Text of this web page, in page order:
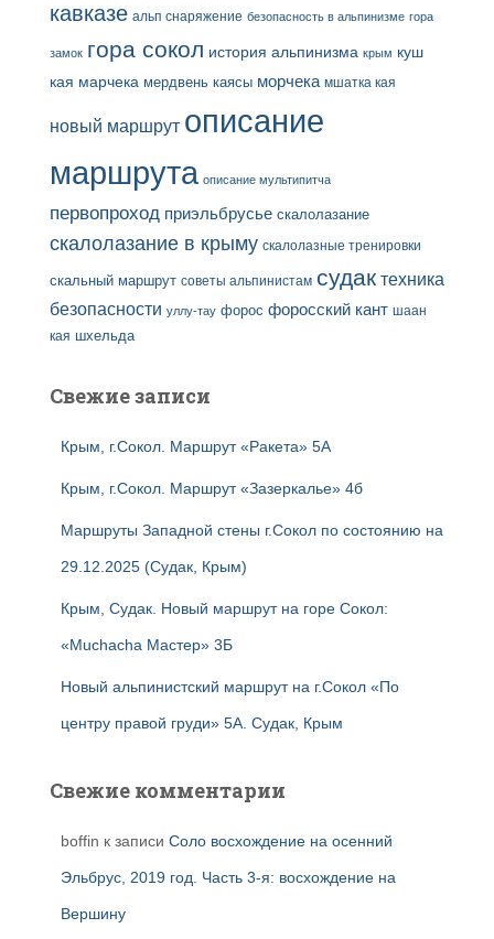
кавказе альп снаряжение безопасность в альпинизме гора
замок гора сокол история альпинизма крым куш
кая марчека мердвень каясы морчека мшатка кая
новый маршрут описание
маршрута описание мультипитча
первопроход приэльбрусье скалолазание
скалолазание в крыму скалолазные тренировки
скальный маршрут советы альпинистам судак техника
безопасности уллу-тау форос форосский кант шаан
кая шхельда
Свежие записи
Крым, г.Сокол. Маршрут «Ракета» 5А
Крым, г.Сокол. Маршрут «Зазеркалье» 4б
Маршруты Западной стены г.Сокол по состоянию на
29.12.2025 (Судак, Крым)
Крым, Судак. Новый маршрут на горе Сокол:
«Muchacha Мастер» 3Б
Новый альпинистский маршрут на г.Сокол «По
центру правой груди» 5А. Судак, Крым
Свежие комментарии
boffin к записи Соло восхождение на осенний
Эльбрус, 2019 год. Часть 3-я: восхождение на
Вершину